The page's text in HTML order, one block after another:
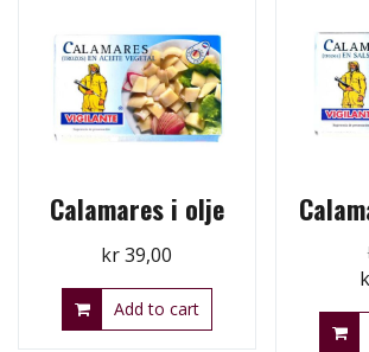
Calamares i olje
kr39,00
Add to cart